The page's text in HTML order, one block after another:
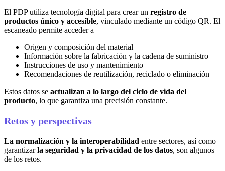
El PDP utiliza tecnología digital para crear un registro de
productos único y accesible, vinculado mediante un código QR. El
escaneado permite acceder a
Origen y composición del material
Información sobre la fabricación y la cadena de suministro
Instrucciones de uso y mantenimiento
Recomendaciones de reutilización, reciclado o eliminación
Estos datos se actualizan a lo largo del ciclo de vida del
producto, lo que garantiza una precisión constante.
Retos y perspectivas
La normalización y la interoperabilidad entre sectores, así como
garantizarla seguridad y la privacidad de los datos, son algunos
de los retos.